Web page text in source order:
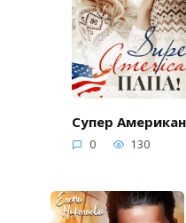
Супер
0 130